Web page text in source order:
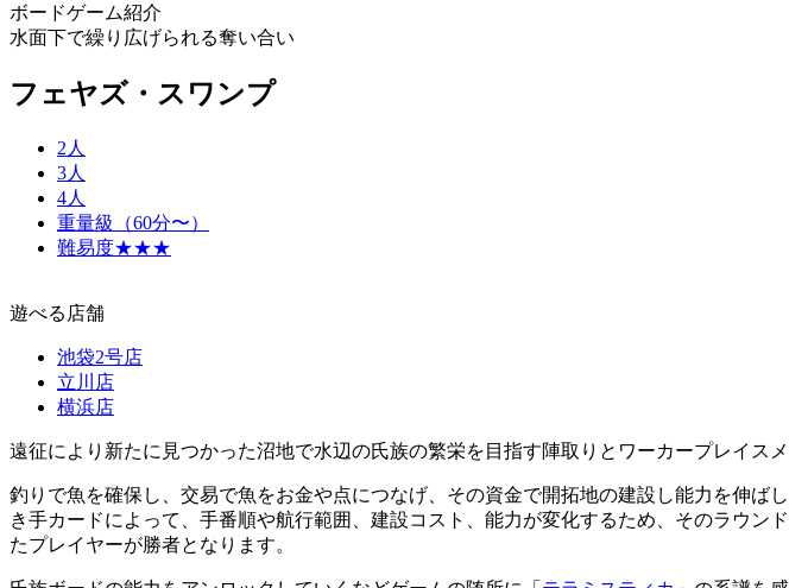
ボードゲーム紹介
水面下で繰り広げられる奪い合い
フェヤズ・スワンプ
2人
3人
4人
重量級（60分〜）
難易度★★★
遊べる店舗
池袋2号店
立川店
横浜店
遠征により新たに見つかった沼地で水辺の氏族の繁栄を目指す陣取りとワーカープレイスメ
釣りで魚を確保し、交易で魚をお金や点につなげ、その資金で開拓地の建設し能力を伸
き手カードによって、手番順や航行範囲、建設コスト、能力が変化するため、そのラウ
たプレイヤーが勝者となります。